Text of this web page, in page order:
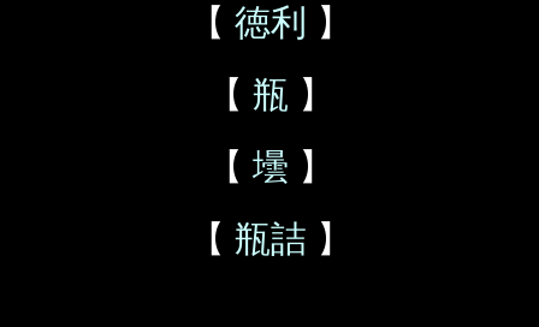
【 徳利
】
【 瓶 】
【 壜 】
【 瓶詰 】